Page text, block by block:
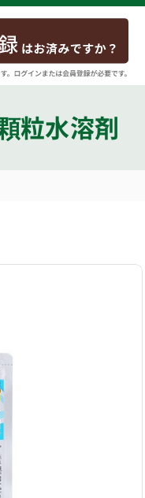
粒水溶剤